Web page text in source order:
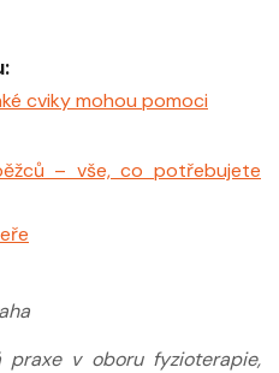
cviky mohou pomoci
– vše, co potřebujete
v oboru fyzioterapie,